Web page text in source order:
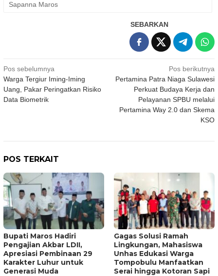
Sapanna Maros
SEBARKAN
Navigasi
pos
Pos sebelumnya
Warga Tergiur Iming-Iming
Uang, Pakar Peringatkan Risiko
Data Biometrik
Pos berikutnya
Pertamina Patra Niaga Sulawesi
Perkuat Budaya Kerja dan
Pelayanan SPBU melalui
Pertamina Way 2.0 dan Skema
KSO
POS TERKAIT
Bupati Maros Hadiri
Pengajian Akbar LDII,
Apresiasi Pembinaan 29
Karakter Luhur untuk
Generasi Muda
Gagas Solusi Ramah
Lingkungan, Mahasiswa
Unhas Edukasi Warga
Tompobulu Manfaatkan
Serai hingga Kotoran Sapi